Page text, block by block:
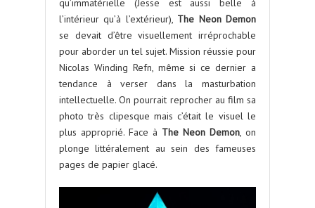
qu’immatérielle (Jesse est aussi belle à
l’intérieur qu’à l’extérieur), The Neon Demon
se devait d’être visuellement irréprochable
pour aborder un tel sujet. Mission réussie pour
Nicolas Winding Refn, même si ce dernier a
tendance à verser dans la masturbation
intellectuelle. On pourrait reprocher au film sa
photo très clipesque mais c’était le visuel le
plus approprié. Face à The Neon Demon, on
plonge littéralement au sein des fameuses
pages de papier glacé.